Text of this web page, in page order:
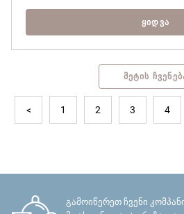
ᲧᲘᲓᲕᲐ
ᲛᲔᲢᲘᲡ
< 1 2 3 4
გამოიწერეთ ჩვენი